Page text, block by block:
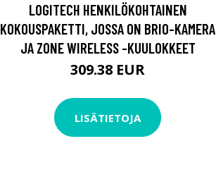
LOGITECH HENKILÖKOHTAINEN
KOKOUSPAKETTI, JOSSA ON BRIO-KAMERA
JA ZONE WIRELESS -KUULOKKEET
309.38 EUR
LISÄTIETOJA